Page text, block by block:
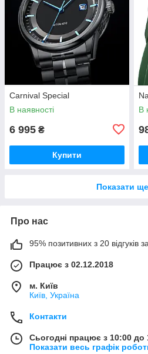
Carnival Special
В наявності
6 995 ₴
Купити
В
Показати ще
Про нас
95% позитивних з 20 відгуків
Працює з 02.12.2018
м. Київ
Київ, Україна
Контакти
Сьогодні працює з 10:00 до
Показати весь графік